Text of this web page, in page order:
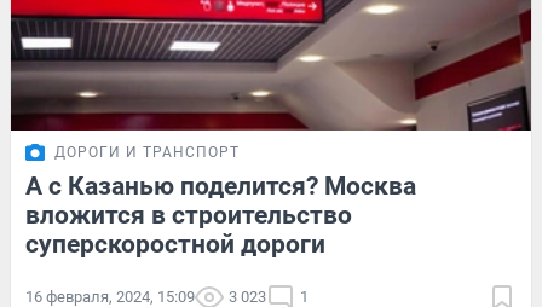
ДОРОГИ И ТРАНСПОРТ
А с Казанью поделится? Москва
вложится в строительство
суперскоростной дороги
16 февраля, 2024, 15:09 3 023 1